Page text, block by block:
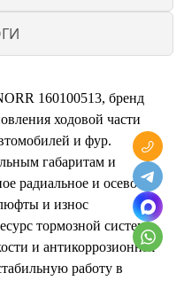
160100513, бренд
ходовой части
и фур.
габаритам и
радиальное и осевое
и износ
тормозной системы.
и антикоррозионная
работу в